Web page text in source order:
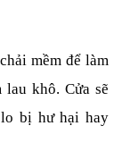
mềm để làm
lau khô. Cửa sẽ
bị hư hại hay